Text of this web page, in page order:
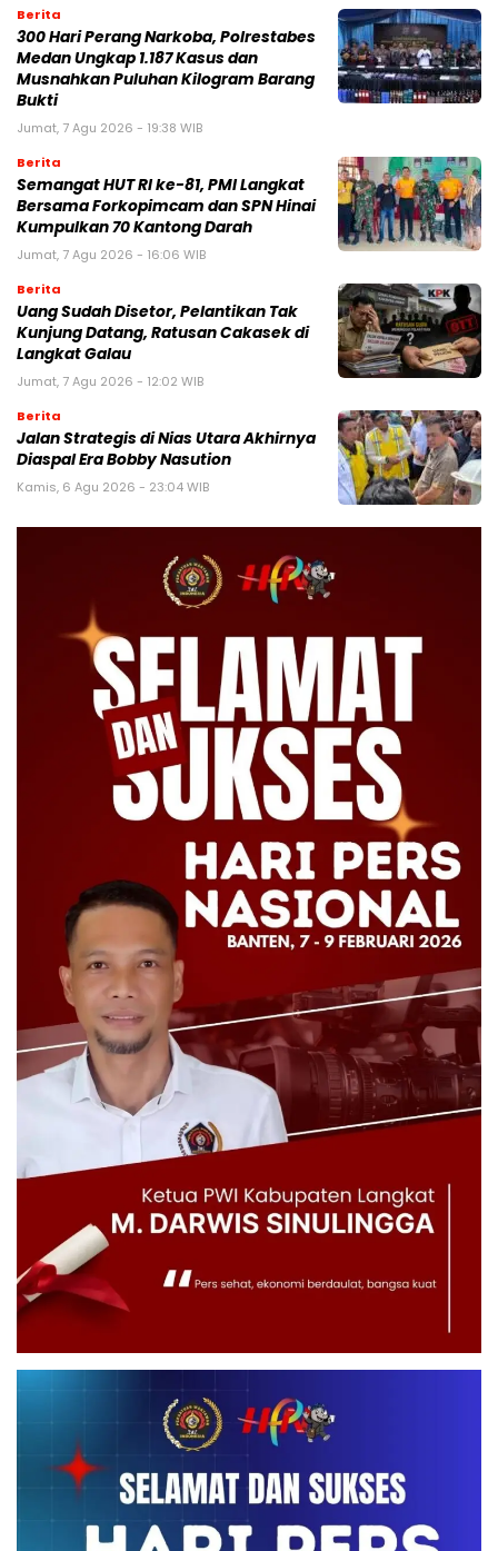
Berita
300 Hari Perang Narkoba, Polrestabes
Medan Ungkap 1.187 Kasus dan
Musnahkan Puluhan Kilogram Barang
Bukti
Jumat, 7 Agu 2026 - 19:38 WIB
Berita
Semangat HUT RI ke-81, PMI Langkat
Bersama Forkopimcam dan SPN Hinai
Kumpulkan 70 Kantong Darah
Jumat, 7 Agu 2026 - 16:06 WIB
Berita
Uang Sudah Disetor, Pelantikan Tak
Kunjung Datang, Ratusan Cakasek di
Langkat Galau
Jumat, 7 Agu 2026 - 12:02 WIB
Berita
Jalan Strategis di Nias Utara Akhirnya
Diaspal Era Bobby Nasution
Kamis, 6 Agu 2026 - 23:04 WIB